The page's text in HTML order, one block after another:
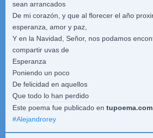
sean arrancados
De mi corazón, y que al florecer el año
esperanza, amor y paz,
Y en la Navidad, Señor, nos podamos
compartir uvas de
Esperanza
Poniendo un poco
De felicidad en aquellos
Que todo lo han perdido
Este poema fue publicado en
#Alejandrorey